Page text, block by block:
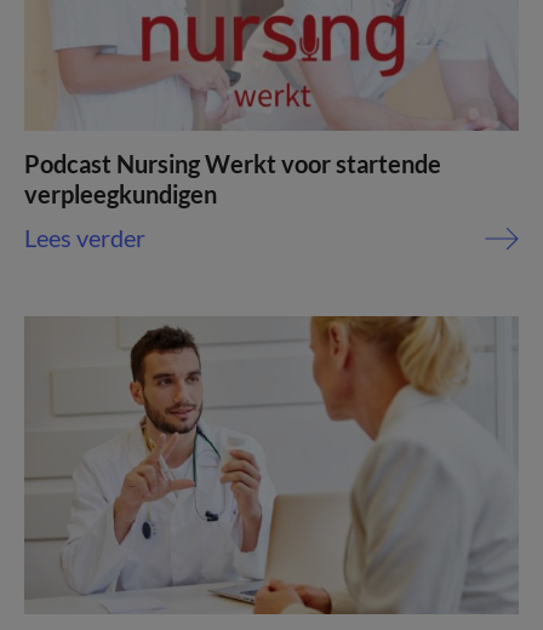
Podcast Nursing Werkt voor startende
verpleegkundigen
Lees verder